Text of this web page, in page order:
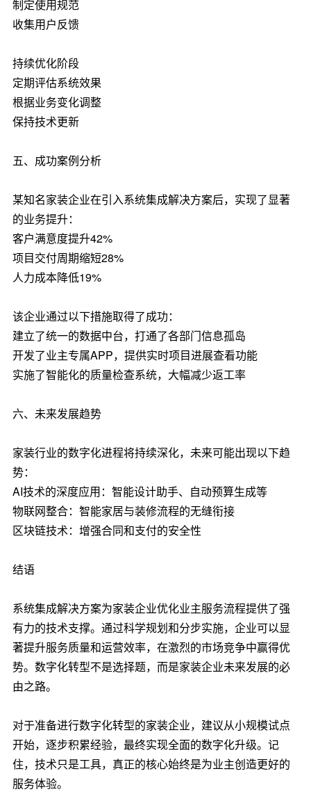
制定使用规范
收集用户反馈
持续优化阶段
定期评估系统效果
根据业务变化调整
保持技术更新
五、成功案例分析
某知名家装企业在引入系统集成解决方案后，实现了显著
的业务提升：
客户满意度提升42%
项目交付周期缩短28%
人力成本降低19%
该企业通过以下措施取得了成功：
建立了统一的数据中台，打通了各部门信息孤岛
开发了业主专属APP，提供实时项目进展查看功能
实施了智能化的质量检查系统，大幅减少返工率
六、未来发展趋势
家装行业的数字化进程将持续深化，未来可能出现以下趋
势：
AI技术的深度应用：智能设计助手、自动预算生成等
物联网整合：智能家居与装修流程的无缝衔接
区块链技术：增强合同和支付的安全性
结语
系统集成解决方案为家装企业优化业主服务流程提供了强
有力的技术支撑。通过科学规划和分步实施，企业可以显
著提升服务质量和运营效率，在激烈的市场竞争中赢得优
势。数字化转型不是选择题，而是家装企业未来发展的必
由之路。
对于准备进行数字化转型的家装企业，建议从小规模试点
开始，逐步积累经验，最终实现全面的数字化升级。记
住，技术只是工具，真正的核心始终是为业主创造更好的
服务体验。